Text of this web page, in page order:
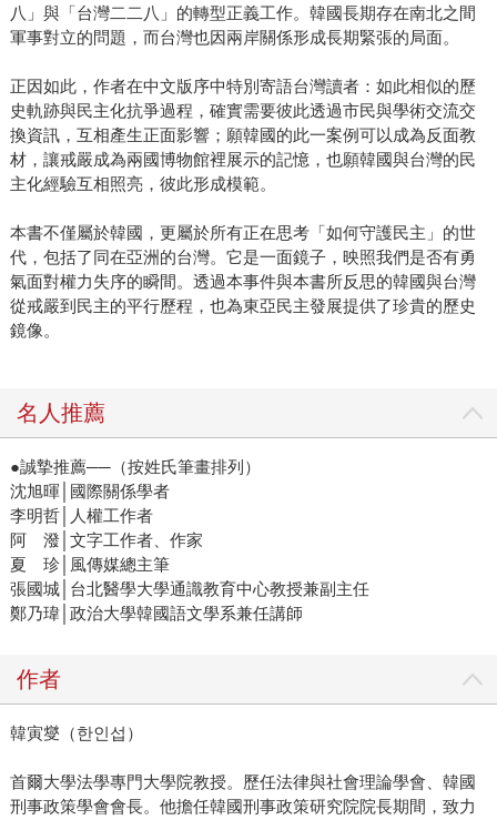
八」與「台灣二二八」的轉型正義工作。韓國長期存在南北之間
軍事對立的問題，而台灣也因兩岸關係形成長期緊張的局面。
正因如此，作者在中文版序中特別寄語台灣讀者：如此相似的歷
史軌跡與民主化抗爭過程，確實需要彼此透過市民與學術交流交
換資訊，互相產生正面影響；願韓國的此一案例可以成為反面教
材，讓戒嚴成為兩國博物館裡展示的記憶，也願韓國與台灣的民
主化經驗互相照亮，彼此形成模範。
本書不僅屬於韓國，更屬於所有正在思考「如何守護民主」的世
代，包括了同在亞洲的台灣。它是一面鏡子，映照我們是否有勇
氣面對權力失序的瞬間。透過本事件與本書所反思的韓國與台灣
從戒嚴到民主的平行歷程，也為東亞民主發展提供了珍貴的歷史
鏡像。
名人推薦
●誠摯推薦──（按姓氏筆畫排列）
沈旭暉│國際關係學者
李明哲│人權工作者
阿 潑│文字工作者、作家
夏 珍│風傳媒總主筆
張國城│台北醫學大學通識教育中心教授兼副主任
鄭乃瑋│政治大學韓國語文學系兼任講師
作者
韓寅燮（한인섭）
首爾大學法學專門大學院教授。歷任法律與社會理論學會、韓國
刑事政策學會會長。他擔任韓國刑事政策研究院院長期間，致力